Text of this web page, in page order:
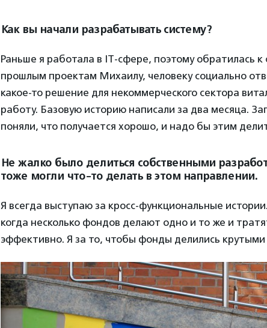
Как вы начали разрабатывать систему?
Раньше я работала в IT-сфере, поэтому обратилась к
прошлым проектам Михаилу, человеку социально
какое-то решение для некоммерческого сектора
работу. Базовую историю написали за два месяца.
поняли, что получается хорошо, и надо бы этим
Не жалко было делиться собственными
тоже могли что-то делать в этом направлении.
Я всегда выступаю за кросс-функциональные
когда несколько фондов делают одно и то же и
эффективно. Я за то, чтобы фонды делились